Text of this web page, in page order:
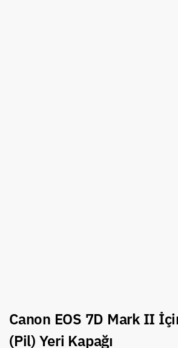
Canon EOS 7D Mark II
(Pil) Yeri Kapağı